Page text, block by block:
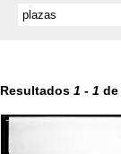
Resultados 1 - 1 de